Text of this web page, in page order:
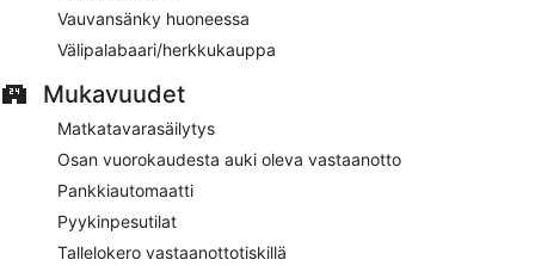
Majoituspaikan ravintola– ravintola, jonka erikoisuutena on
paikallinen keittiö. Ravintola tarjoilee aamiaisen, lounaan,
Vauvansänky huoneessa
Välipalabaari/herkkukauppa
Mukavuudet
Matkatavarasäilytys
Osan vuorokaudesta auki oleva vastaanotto
Pankkiautomaatti
Pyykinpesutilat
Tallelokero vastaanottotiskillä